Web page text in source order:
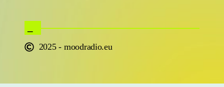
2025 - moodradio.eu